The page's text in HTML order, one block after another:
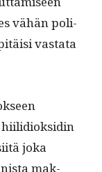
vähän poli­
vas­ta­ta
joka
mak­